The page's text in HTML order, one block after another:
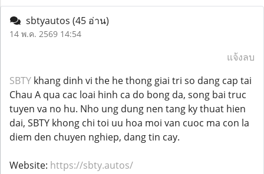
sbtyautos (45 อ่าน)
14 พ.ค. 2569 14:54
แจ้งลบ
SBTY khang dinh vi the he thong giai tri so dang cap tai
Chau A qua cac loai hinh ca do bong da, song bai truc
tuyen va no hu. Nho ung dung nen tang ky thuat hien
dai, SBTY khong chi toi uu hoa moi van cuoc ma con la
diem den chuyen nghiep, dang tin cay.
Website: https://sbty.autos/